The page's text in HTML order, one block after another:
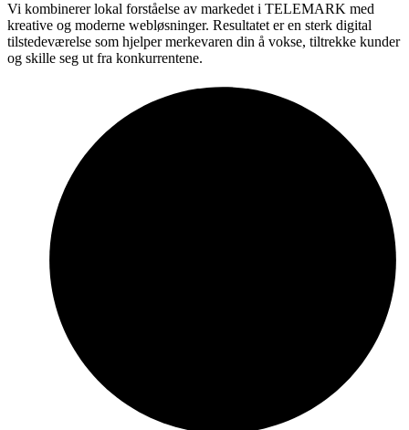
Vi kombinerer lokal forståelse av markedet i TELEMARK med
kreative og moderne webløsninger. Resultatet er en sterk digital
tilstedeværelse som hjelper merkevaren din å vokse, tiltrekke kunder
og skille seg ut fra konkurrentene.